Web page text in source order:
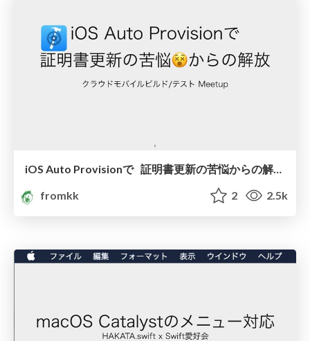
iOS Auto Provisionで 証明書更新の苦悩からの解放 #cloudmobiletest/ios_auto_provision_bitrise
fromkk
2 2.5k